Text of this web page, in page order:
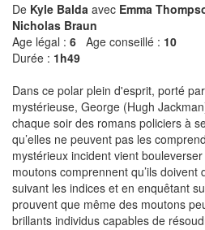
De Kyle Balda avec Emma
Nicholas Braun
Age légal : 6 Age conseillé : 10
Durée : 1h49
Dans ce polar plein d'esprit, porté
mystérieuse, George (Hugh
chaque soir des romans policiers à
qu’elles ne peuvent pas les
mystérieux incident vient
moutons comprennent qu’ils doivent
suivant les indices et en enquêtant
prouvent que même des moutons
brillants individus capables de